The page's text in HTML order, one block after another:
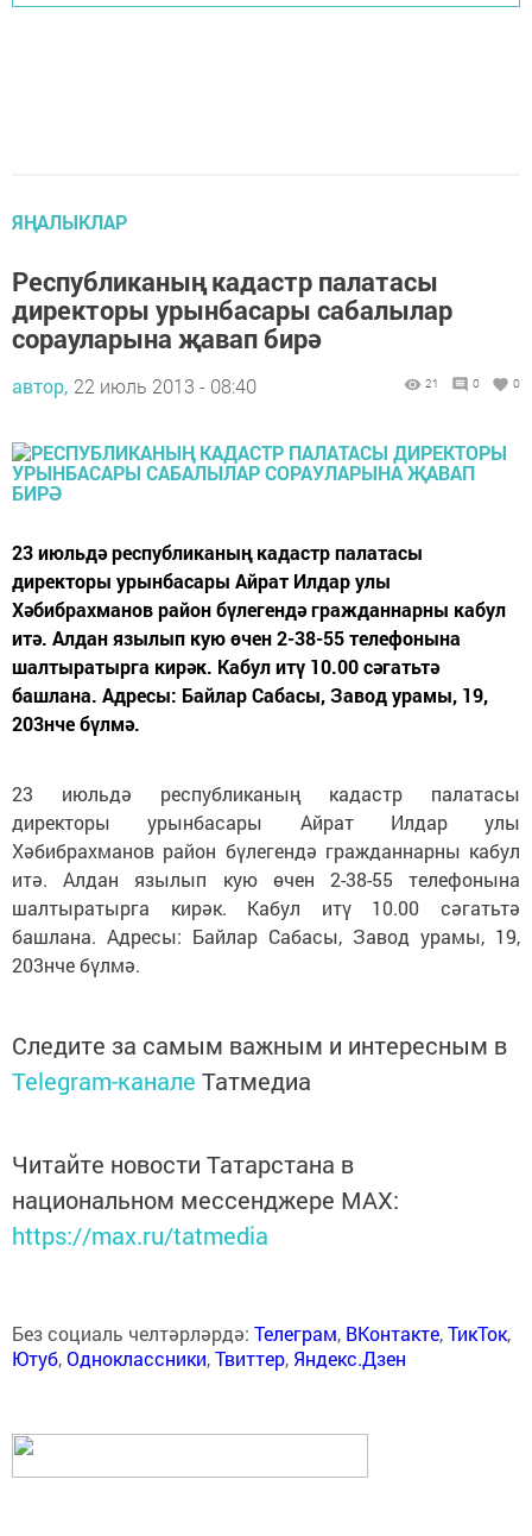
ЯҢАЛЫКЛАР
Республиканың кадастр палатасы
директоры урынбасары сабалылар
сорауларына җавап бирә
автор, 22 июль 2013 - 08:40 21 0 0
23 июльдә республиканың кадастр палатасы
директоры урынбасары Айрат Илдар улы
Хәбибрахманов район бүлегендә гражданнарны кабул
итә. Алдан язылып кую өчен 2-38-55 телефонына
шалтыратырга кирәк. Кабул итү 10.00 сәгатьтә
башлана. Адресы: Байлар Сабасы, Завод урамы, 19,
203нче бүлмә.
23 июльдә республиканың кадастр палатасы
директоры урынбасары Айрат Илдар улы
Хәбибрахманов район бүлегендә гражданнарны кабул
итә. Алдан язылып кую өчен 2-38-55 телефонына
шалтыратырга кирәк. Кабул итү 10.00 сәгатьтә
башлана. Адресы: Байлар Сабасы, Завод урамы, 19,
203нче бүлмә.
Следите за самым важным и интересным в
Telegram-канале Татмедиа
Читайте новости Татарстана в
национальном мессенджере MАХ:
https://max.ru/tatmedia
Без социаль челтәрләрдә: Телеграм, ВКонтакте,ТикТок,
Ютуб,Одноклассники,Твиттер, Яндекс.Дзен